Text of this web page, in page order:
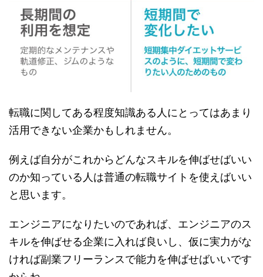
転職に関してある程度知識ある人にとってはあまり
活用できない企業かもしれません。
例えば自分がこれからどんなスキルを伸ばせばいい
のか知っている人は普通の転職サイトを使えばいい
と思います。
エンジニアになりたいのであれば、エンジニアのス
キルを伸ばせる企業に入れば良いし、仮に実力がな
ければ副業フリーランスで能力を伸ばせばいいです